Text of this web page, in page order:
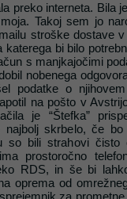
preko interneta. Bila
Takoj sem jo
stroške dostave
katerega bi bilo
s manjkajočimi
nobenega
podatke o
na pošto v
je “Štefka”
skrbelo, če
so bili strahovi čisto
prostoročno
RDS, in še bi
oprema od